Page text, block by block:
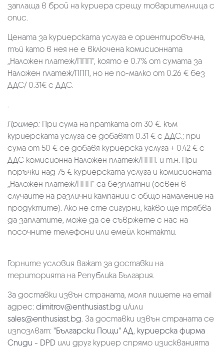
заплаща в брой на куриера срещу товарителница с
опис.
Цената за куриерската услуга е ориентировъчна,
тъй като в нея не е включена комисионната
„Наложен платеж/ППП“, която е 0.7% от сумата за
Наложен платеж/ППП, но не по-малко от 0.26 € без
ДДС/ 0.31€ с ДДС.
.
Пример: При сума на пратката от 30 €. към
куриерската услуга се добавят 0.31 € с ДДС.; при
сума от 50 € се добавя куриерска услуга + 0.42 € с
ДДС комисионна Наложен платеж/ППП. и т.н. При
поръчки над 75 € куриерската услуга и комисионата
„Наложен платеж/ППП“ са безплатни (освен в
случаите на различни кампании с общо намаление на
продуктите). Ако не сте сигурни, какво ще трябва
да заплатите, може да се съвржете с нас на
посочните телефони или емейл контакти.
Горните условия важат за доставки на
територията на Република България.
За доставки извън страната, моля пишете на email
адрес: dimitrov@enthusiast.bg и/или
sales@enthusiast.bg. За доставки извън страната се
изпозлват: "Български Пощи" АД, куриерска фирма
Спиди - DPD или друг куриер спрямо изискванията